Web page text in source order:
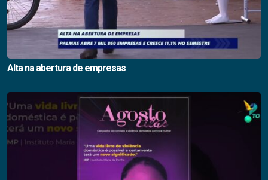
Alta na abertura de empresas